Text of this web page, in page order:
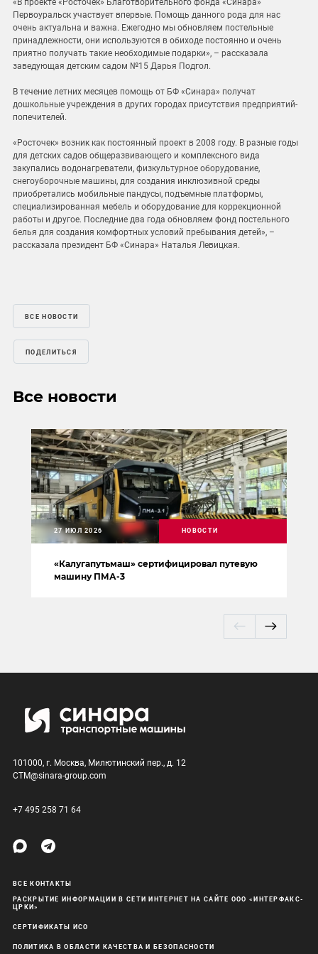
«В проекте «Росточек» Благотворительного фонда «Синара»
Первоуральск участвует впервые. Помощь данного рода для нас
очень актуальна и важна. Ежегодно мы обновляем постельные
принадлежности, они используются в обиходе постоянно и очень
приятно получать такие необходимые подарки», – рассказала
заведующая детским садом №15 Дарья Подгол.
В течение летних месяцев помощь от БФ «Синара» получат
дошкольные учреждения в других городах присутствия предприятий-
попечителей.
«Росточек» возник как постоянный проект в 2008 году. В разные годы
для детских садов общеразвивающего и комплексного вида
закупались водонагреватели, физкультурное оборудование,
снегоуборочные машины, для создания инклюзивной среды
приобретались мобильные пандусы, подъемные платформы,
специализированная мебель и оборудование для коррекционной
работы и другое. Последние два года обновляем фонд постельного
белья для создания комфортных условий пребывания детей», –
рассказала президент БФ «Синара» Наталья Левицкая.
ВСЕ НОВОСТИ
ПОДЕЛИТЬСЯ
Все новости
«Калугапутьмаш» сертифицировал путевую
машину ПМА-3
27 ИЮЛ 2026 НОВОСТИ
101000, г. Москва, Милютинский пер., д. 12
CTM@sinara-group.com
+7 495 258 71 64
ВСЕ КОНТАКТЫ
РАСКРЫТИЕ ИНФОРМАЦИИ В СЕТИ ИНТЕРНЕТ НА САЙТЕ ООО «ИНТЕРФАКС-
ЦРКИ»
СЕРТИФИКАТЫ ИСО
ПОЛИТИКА В ОБЛАСТИ КАЧЕСТВА И БЕЗОПАСНОСТИ